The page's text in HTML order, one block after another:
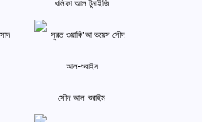
সৌদ আল-শুরাইম